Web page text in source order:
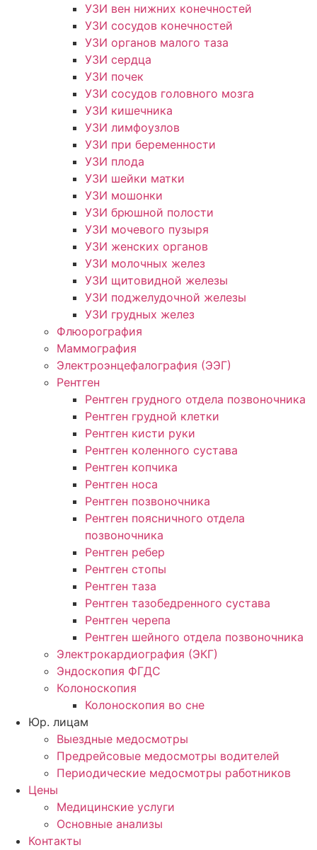
УЗИ вен нижних конечностей
УЗИ сосудов конечностей
УЗИ органов малого таза
УЗИ сердца
УЗИ почек
УЗИ сосудов головного мозга
УЗИ кишечника
УЗИ лимфоузлов
УЗИ при беременности
УЗИ плода
УЗИ шейки матки
УЗИ мошонки
УЗИ брюшной полости
УЗИ мочевого пузыря
УЗИ женских органов
УЗИ молочных желез
УЗИ щитовидной железы
УЗИ поджелудочной железы
УЗИ грудных желез
Флюорография
Маммография
Электроэнцефалография (ЭЭГ)
Рентген
Рентген грудного отдела позвоночника
Рентген грудной клетки
Рентген кисти руки
Рентген коленного сустава
Рентген копчика
Рентген носа
Рентген позвоночника
Рентген поясничного отдела
позвоночника
Рентген ребер
Рентген стопы
Рентген таза
Рентген тазобедренного сустава
Рентген черепа
Рентген шейного отдела позвоночника
Электрокардиография (ЭКГ)
Эндоскопия ФГДС
Колоноскопия
Колоноскопия во сне
Юр. лицам
Выездные медосмотры
Предрейсовые медосмотры водителей
Периодические медосмотры работников
Цены
Медицинские услуги
Основные анализы
Контакты